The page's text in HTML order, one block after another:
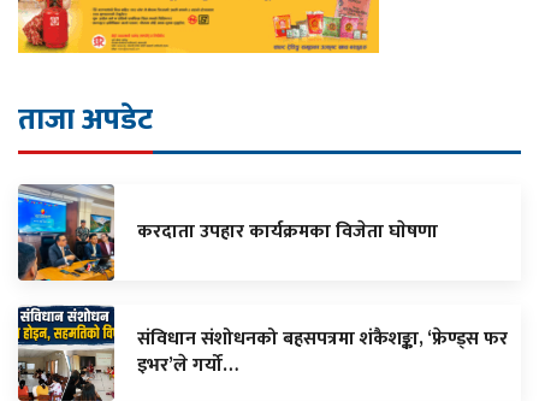
ताजा अपडेट
करदाता उपहार कार्यक्रमका विजेता घाेषणा
संविधान संशोधनको बहसपत्रमा शंकैशङ्का, ‘फ्रेण्ड्स फर
इभर’ले गर्यो…